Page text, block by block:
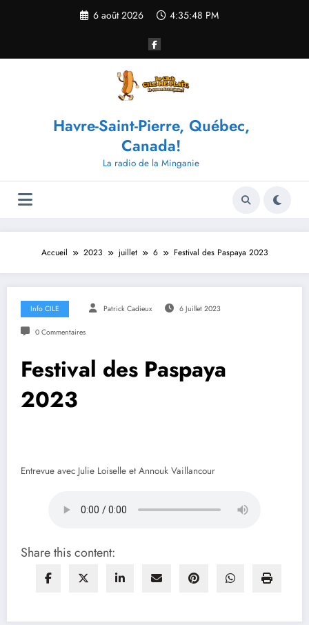
6 août 2026 4:35:49 PM
Havre-Saint-Pierre, Québec,
Canada!
La radio de la Minganie
Accueil 2023 juillet 6 Festival des Paspaya 2023
Info CILE Patrick Cadieux 6 Juillet 2023
0 Commentaires
Festival des Paspaya
2023
Entrevue avec Julie Loiselle et Annouk Vaillancour
Share this content: